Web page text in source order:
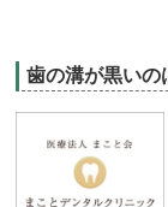
歯の溝が黒いの